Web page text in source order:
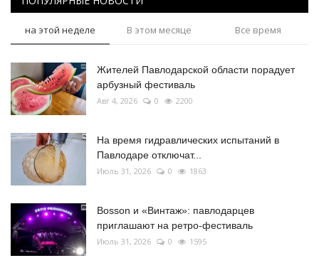
на этой неделе В этом месяце Все время
Жителей Павлодарской области порадует
арбузный фестиваль
Авг 4, 2026 0 2200
На время гидравлических испытаний в
Павлодаре отключат...
Июль 31, 2026 0 1863
Bosson и «Винтаж»: павлодарцев
приглашают на ретро-фестиваль
Июль 31, 2026 0 1595